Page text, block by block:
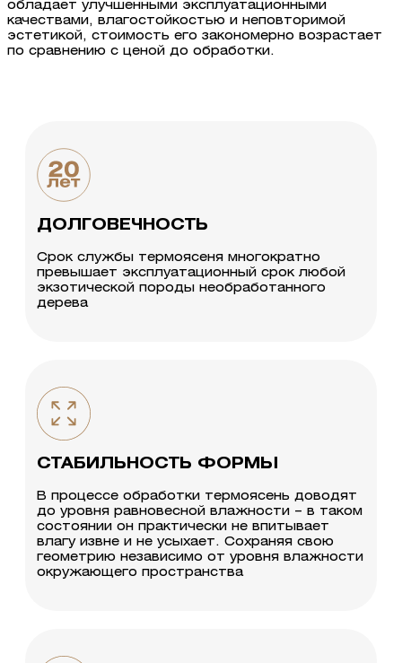
обладает улучшенными эксплуатационными
качествами, влагостойкостью и неповторимой
эстетикой, стоимость его закономерно возрастает
по сравнению с ценой до обработки.
ДОЛГОВЕЧНОСТЬ
Срок службы термоясеня многократно
превышает эксплуатационный срок любой
экзотической породы необработанного
дерева
СТАБИЛЬНОСТЬ ФОРМЫ
В процессе обработки термоясень доводят
до уровня равновесной влажности – в таком
состоянии он практически не впитывает
влагу извне и не усыхает. Сохраняя свою
геометрию независимо от уровня влажности
окружающего пространства